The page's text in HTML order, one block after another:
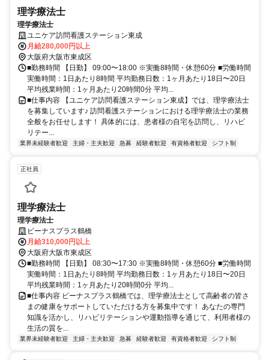
理学療法士
理学療法士
ユニケア訪問看護ステーション東成
月給280,000円以上
大阪府大阪市東成区
■勤務時間 【日勤】 09:00〜18:00 ※実働8時間・休憩60分 ■労働時間
実働時間：1日あたり8時間 平均勤務日数：1ヶ月あたり18日〜20日
平均残業時間：1ヶ月あたり20時間0分 平均...
■仕事内容 【ユニケア訪問看護ステーション東成】では、理学療法士
を募集しています♪ 訪問看護ステーションにおける理学療法士の業務
全般をお任せします！ 具体的には、患者様の自宅を訪問し、リハビ
リテー...
業界未経験者歓迎 主婦・主夫歓迎 急募 経験者歓迎 有資格者歓迎 シフト制
正社員
理学療法士
理学療法士
ビーナスプラス鶴橋
月給310,000円以上
大阪府大阪市東成区
■勤務時間 【日勤】 08:30〜17:30 ※実働8時間・休憩60分 ■労働時間
実働時間：1日あたり8時間 平均勤務日数：1ヶ月あたり18日〜20日
平均残業時間：1ヶ月あたり20時間0分 平均...
■仕事内容 ビーナスプラス鶴橋では、理学療法士として高齢者の皆さ
まの健康をサポートしていただける方を募集中です！ あなたの専門
知識を活かし、リハビリテーションや運動指導を通じて、利用者様の
生活の質を...
業界未経験者歓迎 主婦・主夫歓迎 急募 経験者歓迎 有資格者歓迎 シフト制